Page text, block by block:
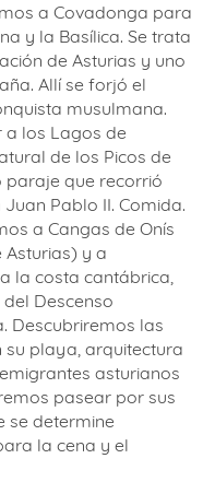
a Covadonga para
y la Basílica. Se trata
de Asturias y uno
Allí se forjó el
musulmana.
a los Lagos de
de los Picos de
paraje que recorrió
Pablo II. Comida.
a Cangas de Onís
y a
la costa cantábrica,
Descenso
Descubriremos las
playa, arquitectura
asturianos
pasear por sus
se determine
la cena y el